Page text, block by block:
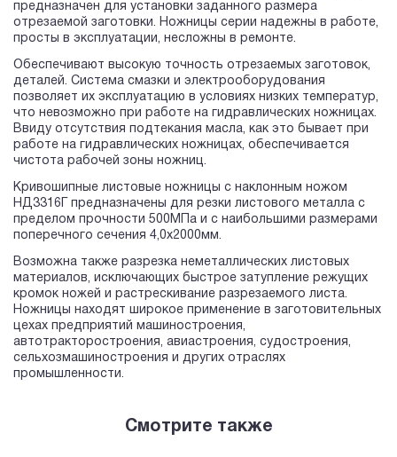
предназначен для установки заданного размера
отрезаемой заготовки. Ножницы серии надежны в работе,
просты в эксплуатации, несложны в ремонте.
Обеспечивают высокую точность отрезаемых заготовок,
деталей. Система смазки и электрооборудования
позволяет их эксплуатацию в условиях низких температур,
что невозможно при работе на гидравлических ножницах.
Ввиду отсутствия подтекания масла, как это бывает при
работе на гидравлических ножницах, обеспечивается
чистота рабочей зоны ножниц.
Кривошипные листовые ножницы с наклонным ножом
НД3316Г предназначены для резки листового металла с
пределом прочности 500МПа и с наибольшими размерами
поперечного сечения 4,0х2000мм.
Возможна также разрезка неметаллических листовых
материалов, исключающих быстрое затупление режущих
кромок ножей и растрескивание разрезаемого листа.
Ножницы находят широкое применение в заготовительных
цехах предприятий машиностроения,
автотракторостроения, авиастроения, судостроения,
сельхозмашиностроения и других отраслях
промышленности.
Смотрите также